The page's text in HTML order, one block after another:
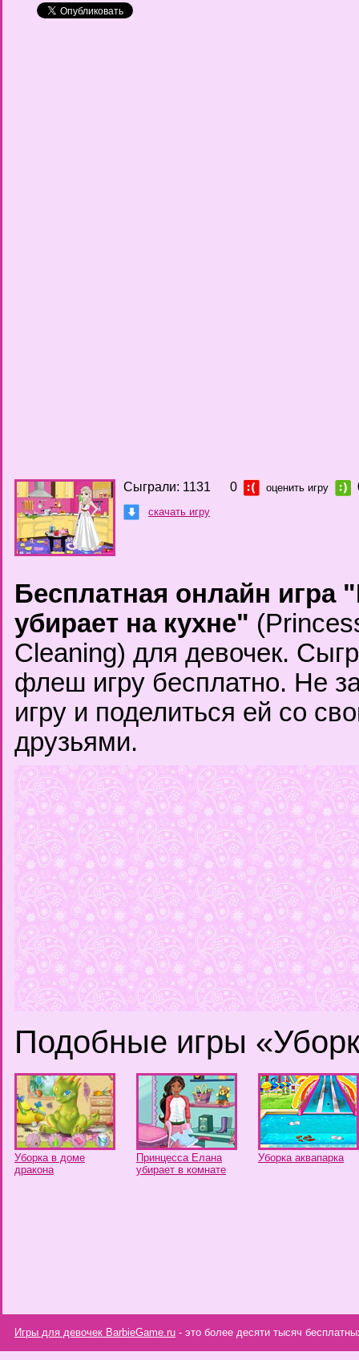
Сыграли: 1131 0 оценить игру
скачать игру
Бесплатная онлайн игра
убирает на кухне"
Cleaning) для девочек.
флеш игру бесплатно. Не
игру и поделиться ей со
друзьями.
Подобные игры
Уборка в доме
дракона
Принцесса Елана
убирает в комнате
Уборка аквапарка
Игры для девочек BarbieGame.ru - это более десяти тысяч